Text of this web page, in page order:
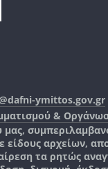
ymittos.gov.gr
&
μας,
αρχείων,
τα ρητώς